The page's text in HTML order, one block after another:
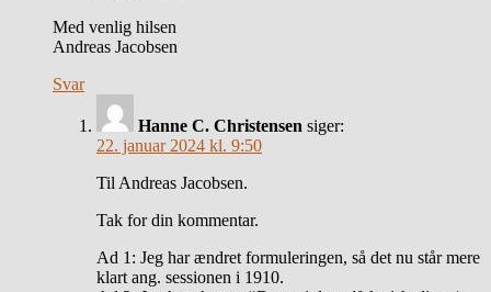
Med venlig hilsen
Andreas Jacobsen
Svar
Hanne C. Christensen siger:
22. januar 2024 kl. 9:50
Til Andreas Jacobsen.
Tak for din kommentar.
Ad 1: Jeg har ændret formuleringen, så det nu står mere
klart ang. sessionen i 1910.